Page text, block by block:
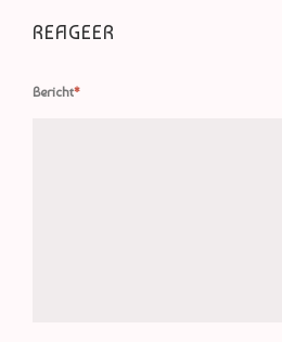
REAGEER
Bericht*